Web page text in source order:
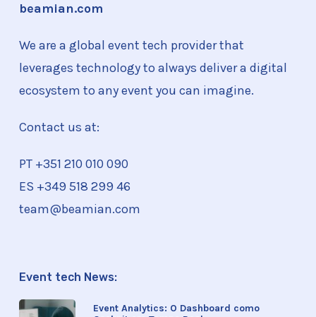
beamian.com
We are a global event tech provider that
leverages technology to always deliver a digital
ecosystem to any event you can imagine.
Contact us at:
PT +351 210 010 090
ES +349 518 299 46
team@beamian.com
Event tech News:
Event Analytics: O Dashboard como